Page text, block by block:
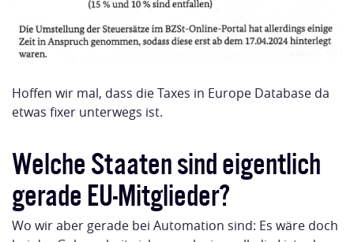
Hoffen wir mal, dass die Taxes in Europe Database da
etwas fixer unterwegs ist.
Welche Staaten sind eigentlich
gerade EU-Mitglieder?
Wo wir aber gerade bei Automation sind: Es wäre doch